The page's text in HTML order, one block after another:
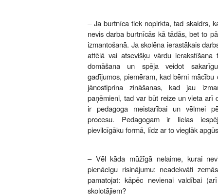
– Ja burtnīca tiek nopirkta, tad skaidrs,
nevis darba burtnīcās kā tādās, bet to
izmantošanā. Ja skolēna ierastākais
attēlā vai atsevišķu vārdu
domāšana un spēja veidot
gadījumos, piemēram, kad bērni
jānostiprina zināšanas, kad jau
paņēmieni, tad var būt reize un vieta arī
ir pedagoga meistarībai un vēlmei
procesu. Pedagogam ir lielas
pievilcīgāku formā, līdz ar to vieglāk
– Vēl kāda mūžīgā nelaime, kurai
pienācīgu risinājumu: neadekvāti
pamatojat: kāpēc nevienai valdībai
skolotājiem?